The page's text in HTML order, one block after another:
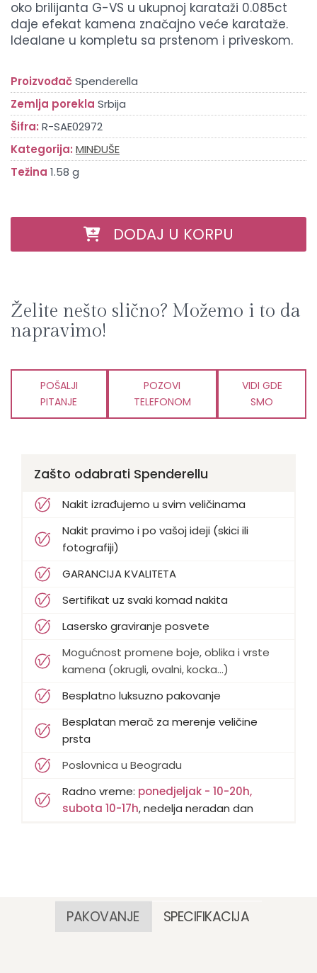
oko brilijanta G-VS u ukupnoj karataži 0.085ct
daje efekat kamena značajno veće karataže.
Idealane u kompletu sa prstenom i priveskom.
ProizvođačSpenderella
Zemlja porekla Srbija
Šifra: R-SAE02972
Kategorija: MINĐUŠE
Težina 1.58 g
DODAJ U KORPU
Želite nešto slično? Možemo i to da
napravimo!
POŠALJI
PITANJE
POZOVI
TELEFONOM
VIDI GDE
SMO
Zašto odabrati Spenderellu
Nakit izrađujemo u svim veličinama
Nakit pravimo i po vašoj ideji (skici ili
fotografiji)
GARANCIJA KVALITETA
Sertifikat uz svaki komad nakita
Lasersko graviranje posvete
Mogućnost promene boje, oblika i vrste
kamena (okrugli, ovalni, kocka...)
Besplatno luksuzno pakovanje
Besplatan merač za merenje veličine
prsta
Poslovnica u Beogradu
Radno vreme: ponedjeljak - 10-20h,
subota 10-17h, nedelja neradan dan
PAKOVANJE SPECIFIKACIJA